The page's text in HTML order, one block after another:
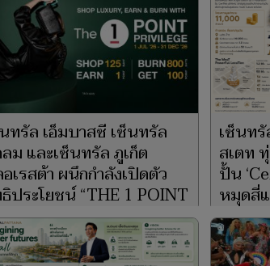
ทรัล เอ็มบาสซี เซ็นทรัล
ม และเซ็นทรัล ภูเก็ต
เรสต้า ผนึกกำลังเปิดตัว
ประโยชน์ “THE 1 POINT
.ค. 2569
เซ็นท
สเตท
ปั้น
หมุดสี่
6 ก.ค.